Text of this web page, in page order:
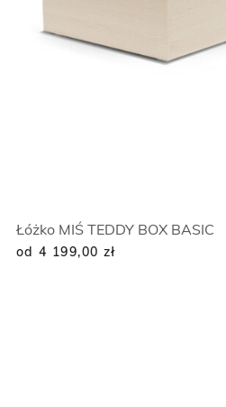
Łóżko MIŚ TEDDY BOX BASIC
od 4 199,00 zł